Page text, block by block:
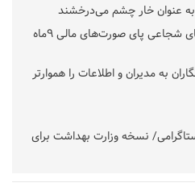
به عنوان خار چشم می‌درخشند
اتفاق عجیب در استقلال؛ امضای شجاعی پای صورت‌های مالی ٩ماه
به مدیران و اطلاعات را هموارتر
نسخه وزارت بهداشت برای